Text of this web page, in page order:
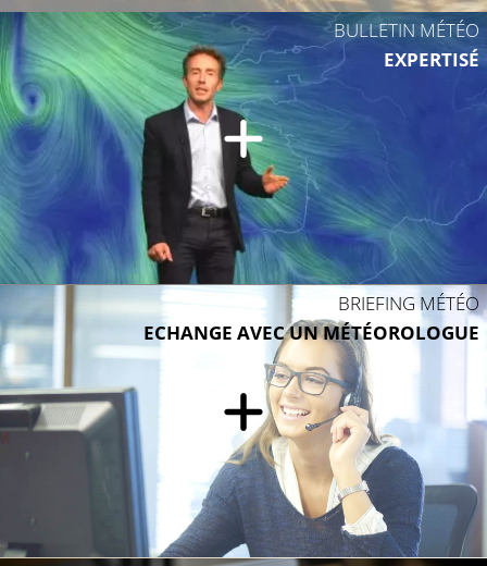
25°C
BULLETIN MÉTÉO
EXPERTISÉ
BRIEFING MÉTÉO
ECHANGE AVEC UN MÉTÉOROLOGUE